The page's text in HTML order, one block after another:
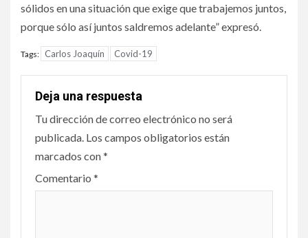
sólidos en una situación que exige que trabajemos juntos,
porque sólo así juntos saldremos adelante” expresó.
Tags: Carlos Joaquín Covid-19
Deja una respuesta
Tu dirección de correo electrónico no será
publicada. Los campos obligatorios están
marcados con*
Comentario *